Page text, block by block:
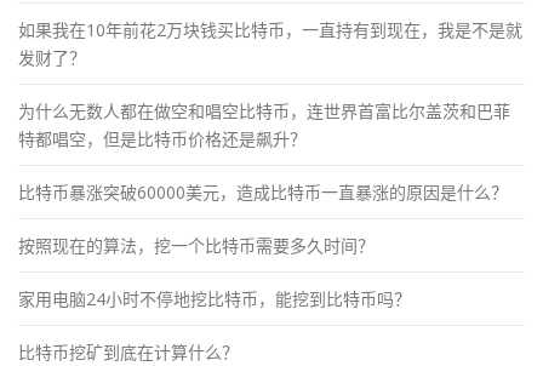
如果我在10年前花2万块钱买比特币，一直持有到现在，我是不是就
发财了？
为什么无数人都在做空和唱空比特币，连世界首富比尔盖茨和巴菲
特都唱空，但是比特币价格还是飙升？
比特币暴涨突破60000美元，造成比特币一直暴涨的原因是什么？
按照现在的算法，挖一个比特币需要多久时间？
家用电脑24小时不停地挖比特币，能挖到比特币吗？
比特币挖矿到底在计算什么？